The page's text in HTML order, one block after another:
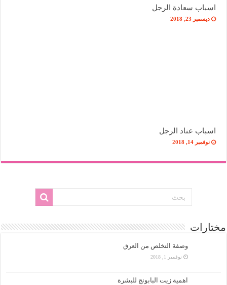
اسباب سعادة الرجل
ديسمبر 23, 2018
اسباب عناد الرجل
نوفمبر 14, 2018
مختارات
وصفة التخلص من العرق
نوفمبر 1, 2018
اهمية زيت البابونج للبشرة